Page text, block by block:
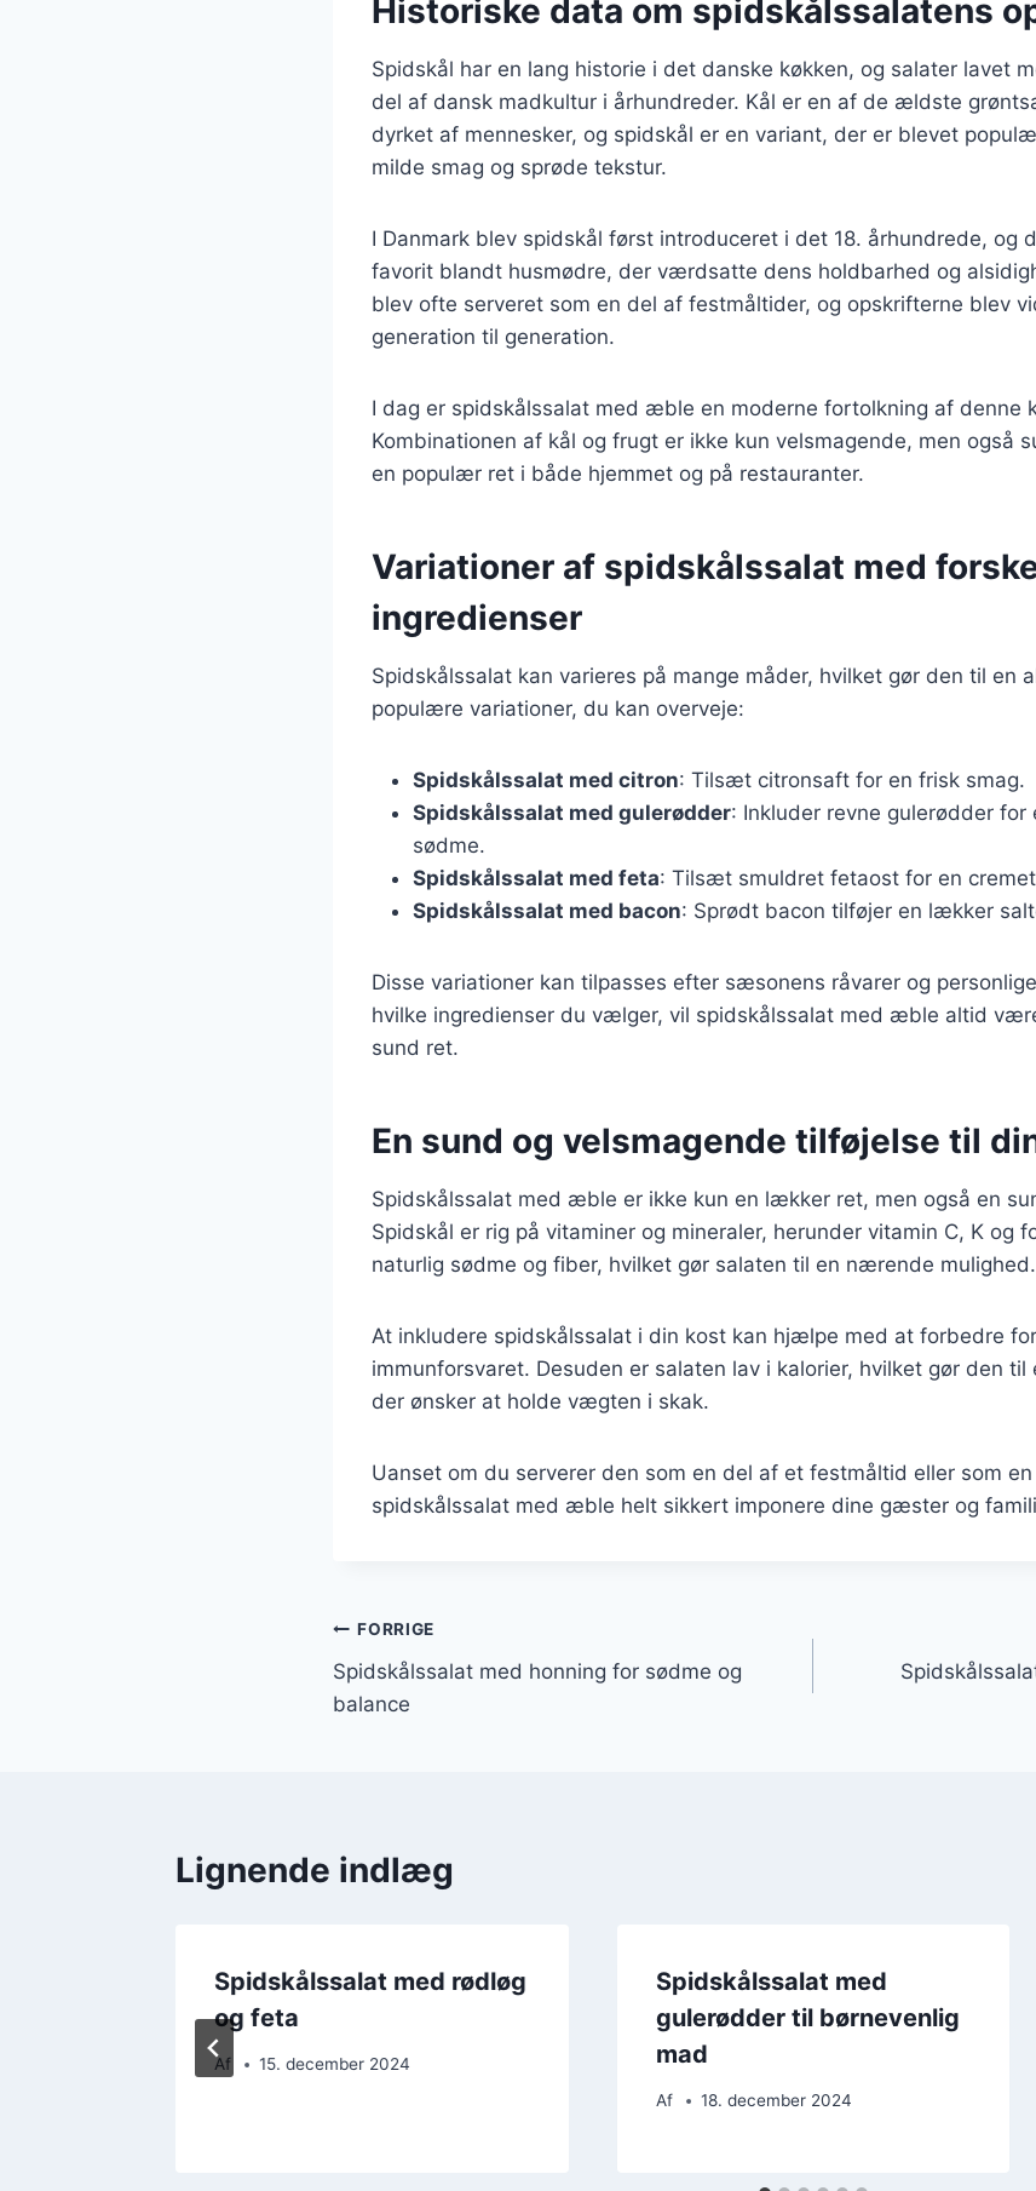
Historiske data om spidskålssalatens
Spidskål har en lang historie i det danske køkken, og salater lavet
del af dansk madkultur i århundreder. Kål er en af de ældste
dyrket af mennesker, og spidskål er en variant, der er blevet
milde smag og sprøde tekstur.
I Danmark blev spidskål først introduceret i det 18. århundrede, og
favorit blandt husmødre, der værdsatte dens holdbarhed og
blev ofte serveret som en del af festmåltider, og opskrifterne blev
generation til generation.
I dag er spidskålssalat med æble en moderne fortolkning af denne
Kombinationen af kål og frugt er ikke kun velsmagende, men også
en populær ret i både hjemmet og på restauranter.
Variationer af spidskålssalat med
ingredienser
Spidskålssalat kan varieres på mange måder, hvilket gør den til en
populære variationer, du kan overveje:
Spidskålssalat med citron: Tilsæt citronsaft for en frisk smag.
Spidskålssalat med gulerødder: Inkluder revne gulerødder for
sødme.
Spidskålssalat med feta: Tilsæt smuldret fetaost for en
Spidskålssalat med bacon: Sprødt bacon tilføjer en lækker
Disse variationer kan tilpasses efter sæsonens råvarer og
hvilke ingredienser du vælger, vil spidskålssalat med æble altid
sund ret.
En sund og velsmagende tilføjelse til
Spidskålssalat med æble er ikke kun en lækker ret, men også en
Spidskål er rig på vitaminer og mineraler, herunder vitamin C, K og
naturlig sødme og fiber, hvilket gør salaten til en nærende mulighed.
At inkludere spidskålssalat i din kost kan hjælpe med at forbedre
immunforsvaret. Desuden er salaten lav i kalorier, hvilket gør den
der ønsker at holde vægten i skak.
Uanset om du serverer den som en del af et festmåltid eller som
spidskålssalat med æble helt sikkert imponere dine gæster og
Indlægsnavigation
FORRIGE
Spidskålssalat med honning for sødme og
balance
Lignende indlæg
Spidskålssalat med rødløg
og feta
Af 15. december 2024
Spidskålssalat med
gulerødder til børnevenlig
mad
Af 18. december 2024